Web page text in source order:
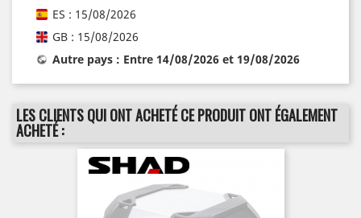
ES : 15/08/2026
GB : 15/08/2026
Autre pays : Entre 14/08/2026 et 19/08/2026
LES CLIENTS QUI ONT ACHETÉ CE PRODUIT ONT ÉGALEMENT
ACHETÉ :